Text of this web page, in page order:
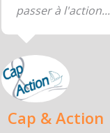
passer à l'action...
Cap & Action